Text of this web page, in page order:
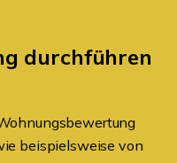
durchführen
beispielsweise von